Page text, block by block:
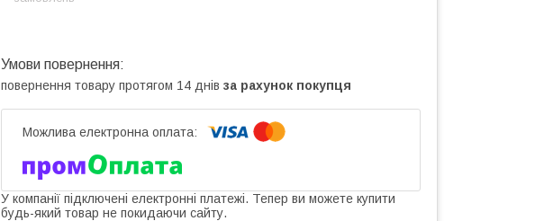
повернення товару протягом 14 днів за рахунок покупця
У компанії підключені електронні платежі. Тепер ви можете купити
будь-який товар не покидаючи сайту.